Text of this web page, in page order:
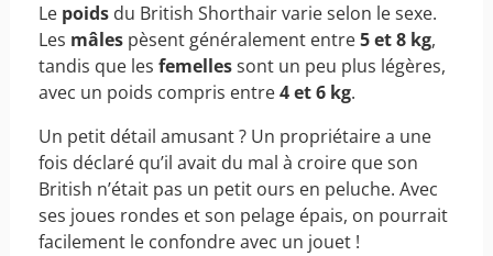
Le poidsdu British Shorthair varie selon le sexe.
Les mâlespèsent généralement entre5 et 8 kg,
tandis que les femellessont un peu plus légères,
avec un poids compris entre4 et 6 kg.
Un petit détail amusant ? Un propriétaire a une
fois déclaré qu’il avait du mal à croire que son
British n’était pas un petit ours en peluche. Avec
ses joues rondes et son pelage épais, on pourrait
facilement le confondre avec un jouet !